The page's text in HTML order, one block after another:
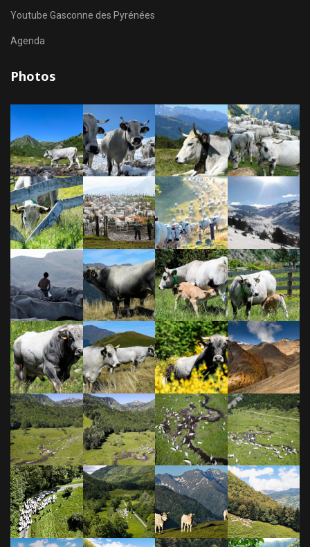
Youtube Gasconne des Pyrénées
Agenda
Photos